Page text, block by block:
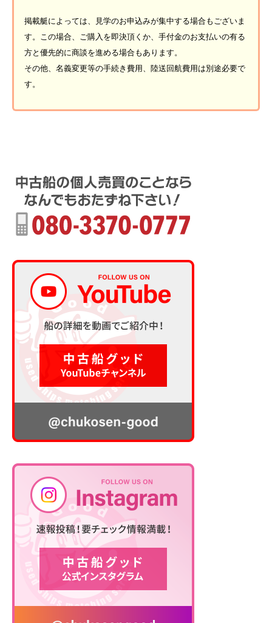
掲載艇によっては、見学のお申込みが集中する場合もございま
す。この場合、ご購入を即決頂くか、手付金のお支払いの有る
方と優先的に商談を進める場合もあります。
その他、名義変更等の手続き費用、陸送回航費用は別途必要で
す。